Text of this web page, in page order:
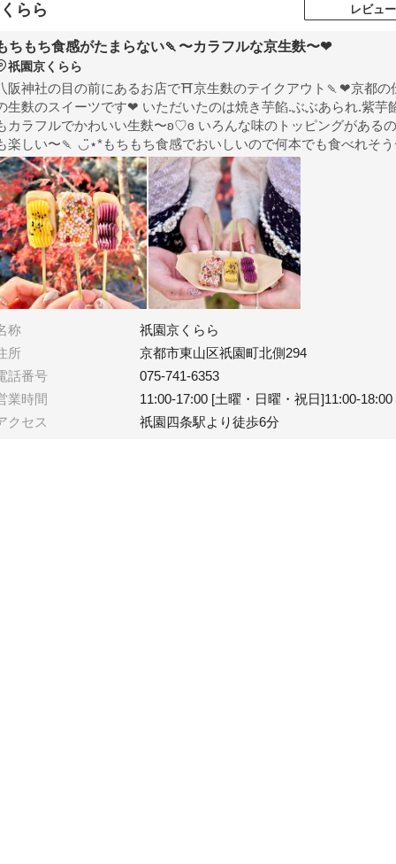
らら レビュ
ちもち食感がたまらない🍡〜カラフルな京生麩〜❤︎
祇園京くらら
阪神社の目の前にあるお店で⛩京生麩のテイクアウト🍡❤︎京都の
生麩のスイーツです❤︎ いただいたのは焼き芋餡.ぶぶあられ.紫芋
カラフルでかわいい生麩〜ʚ♡ɞ︎ いろんな味のトッピングがある
楽しい〜🍡 ◡̈⋆*もちもち食感でおいしいので何本でも食べれそ
称
祇園京くらら
所
京都市東山区祇園町北側294
話番号
075-741-6353
業時間
11:00-17:00 [土曜・日曜・祝日]11:00-18:00
クセス
祇園四条駅より徒歩6分